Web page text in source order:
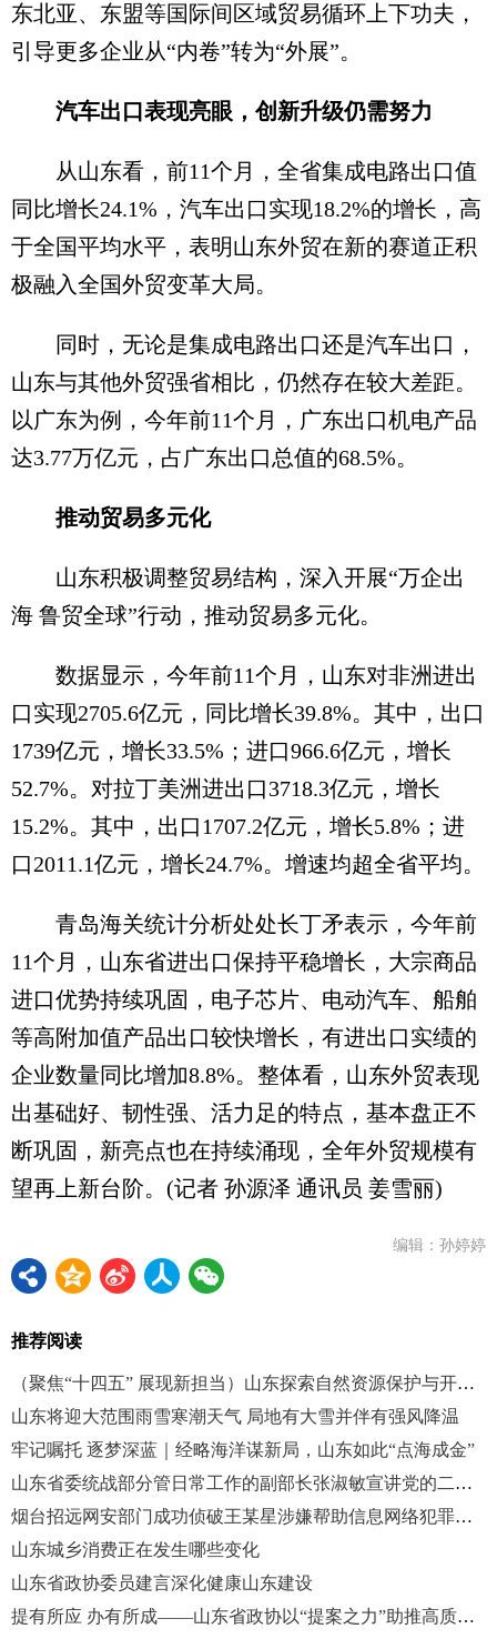
东北亚、东盟等国际间区域贸易循环上下功夫，
引导更多企业从“内卷”转为“外展”。
汽车出口表现亮眼，创新升级仍需努力
从山东看，前11个月，全省集成电路出口值
同比增长24.1%，汽车出口实现18.2%的增长，高
于全国平均水平，表明山东外贸在新的赛道正积
极融入全国外贸变革大局。
同时，无论是集成电路出口还是汽车出口，
山东与其他外贸强省相比，仍然存在较大差距。
以广东为例，今年前11个月，广东出口机电产品
达3.77万亿元，占广东出口总值的68.5%。
推动贸易多元化
山东积极调整贸易结构，深入开展“万企出
海 鲁贸全球”行动，推动贸易多元化。
数据显示，今年前11个月，山东对非洲进出
口实现2705.6亿元，同比增长39.8%。其中，出口
1739亿元，增长33.5%；进口966.6亿元，增长
52.7%。对拉丁美洲进出口3718.3亿元，增长
15.2%。其中，出口1707.2亿元，增长5.8%；进
口2011.1亿元，增长24.7%。增速均超全省平均。
青岛海关统计分析处处长丁矛表示，今年前
11个月，山东省进出口保持平稳增长，大宗商品
进口优势持续巩固，电子芯片、电动汽车、船舶
等高附加值产品出口较快增长，有进出口实绩的
企业数量同比增加8.8%。整体看，山东外贸表现
出基础好、韧性强、活力足的特点，基本盘正不
断巩固，新亮点也在持续涌现，全年外贸规模有
望再上新台阶。(记者 孙源泽 通讯员 姜雪丽)
编辑：孙婷婷
推荐阅读
（聚焦“十四五” 展现新担当）山东探索自然资源保护与开发协同路径
山东将迎大范围雨雪寒潮天气 局地有大雪并伴有强风降温
牢记嘱托 逐梦深蓝｜经略海洋谋新局，山东如此“点海成金”
山东省委统战部分管日常工作的副部长张淑敏宣讲党的二十届四中全会精神
烟台招远网安部门成功侦破王某星涉嫌帮助信息网络犯罪活动案
山东城乡消费正在发生哪些变化
山东省政协委员建言深化健康山东建设
提有所应 办有所成——山东省政协以“提案之力”助推高质量发展